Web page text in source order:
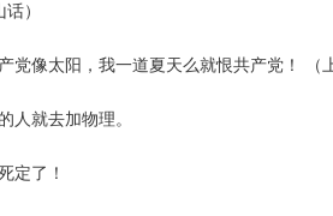
话）
党像太阳，我一道夏天么就恨共产党！ （
人就去加物理。
定了！